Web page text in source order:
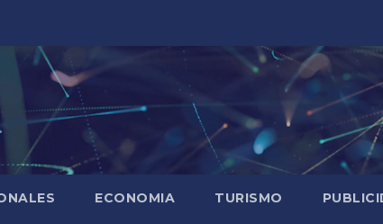
ECONOMIA TURISMO